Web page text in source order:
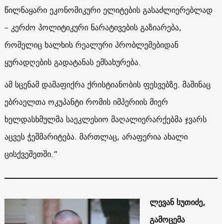
წილნაყარი ეკონომიკური ელიტების გასაძლიერებლად
– კერძო პოლიტიკური ნარატივების გაზიარება,
რომელიც ხალხის რეალური პრობლემებიდან
ყურადღების გადატანას ემსახურება.
ამ სცენამ დამაფიქრა ქრისტიანობის ფესვებზე. მაშინაც
ებრაელთა ოკუპანტი რომის იმპერიის მიერ
ხელდასხმულმა საეკლესიო მაღალიერარქებმა ჯვარს
აცვეს ჭეშმარიტება. მართლაც, არაფერია ახალი
ცისქვეშეთში.”
ლევან სუთიძე,
გამოცემა